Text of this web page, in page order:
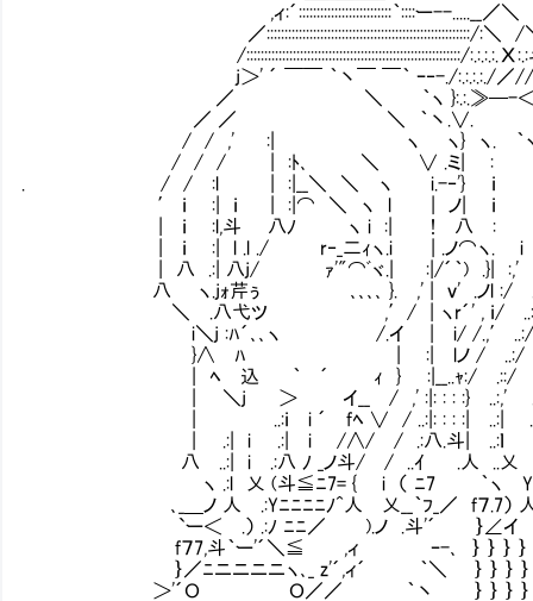
,ィ:´::::::::::::::::::::::::::｀::::ー--.....__／＼
／:::::::::::::::::::::::::::::::::::::::::::::::::::::::::/:＼ /
/::::::::::::::::::::::::::::::::::::::::::::::::::::::::::::/:.:.:.:.Χ:.:
j＞' ´ ￣￣ ｀丶￣ ￣｀ ｰ‐-./:.:.:.:./／
／ ＼ ｀ヽ }:.:.≫─-＜
／ ／ ＼ ｀丶.∨. ＼
/ / ,' :| ヽ ヽ} ヽ. ｀ヽ
/ / / | :ﾄ､ ＼ ∨ .ミ| : ',
. / / :l | :|__＼ ＼ ヽ i.-‐'}
′ ｉ :| ｉ | :|⌒ ＼ ヽ l | ノ|
| ｉ :l,斗 八ﾉ ヽ i :| ! 八 :
| ｉ :| l .l ./ r‐_二ｨヽ.i | .ノ⌒ヽ.
| 八 .:| 八j/ ｧ'"⌒ﾞヾ.| :|/´｀) .}| :,'
八 ヽ.jｫ芹ぅ ､､､､ }. ,' | ｖ' .ノl :/
＼ .八弋ツ ,′/ | ヽr´' , ｉ/
i＼j :ﾊ´､､ヽ /.イ | i/ /.,′ ..:/
}∧ ﾊ | :| lノ / ..:/ .:/ .:/ 救世主
| ﾍ 込 ｀ ´ ｨ } :|__..ｬ:/ .::/ .:/ .:人
| ＼j ＞ イ__ / ,' :|: : : :} ..:,' .:{
| ..:ｉ i ´ fﾍ ∨ / ..:|: : : :| ..:| ..:| :...＼ :.
| .:| i .:| i /∧/ / .:八.斗| ..:ｌ ',ヽ :..ヽ :.
八 ..:| i .:八 ﾉ _ノ斗/ / ..ｲ .人 ..乂 ∨＼
ヽ .:l 乂 (斗≦ﾆ7= { i （ ﾆ7 ｀ヽ Y
､_＿ノ 人 .:Yﾆﾆﾆﾆﾉ^人 乂__｀ﾌ_／ f７.7） 人 (
`ー＜ .） .:ﾉ ﾆﾆ／ ).ノ .斗'´ ｝∠イ ＞ｰ
f７7,斗｀ー'´＼≦ ,ィ ｰ-､ ｝ ｝ ｝ ｝ ｝ ｝ ｝
｝／ﾆニニニニヽ､_ z'´,ィ´ ｀＼ ｝ ｝ ｝ ｝ ｝ ｝
＞'´Ｏ Ｏ／／ ｀丶 ｝ ｝ ｝ ｝ ｝ ｝ ｝